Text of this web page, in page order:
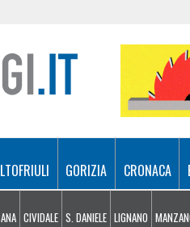
GORIZIA CRONACA
CIVIDALE S. DANIELE LIGNANO